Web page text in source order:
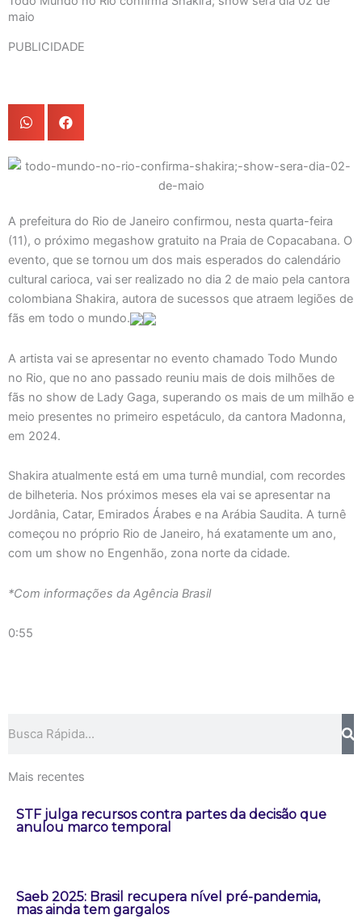
maio
PUBLICIDADE
A prefeitura do Rio de Janeiro confirmou, nesta quarta-feira
(11), o próximo megashow gratuito na Praia de Copacabana. O
evento, que se tornou um dos mais esperados do calendário
cultural carioca, vai ser realizado no dia 2 de maio pela cantora
colombiana Shakira, autora de sucessos que atraem legiões de
fãs em todo o mundo.
A artista vai se apresentar no evento chamado Todo Mundo
no Rio, que no ano passado reuniu mais de dois milhões de
fãs no show de Lady Gaga, superando os mais de um milhão e
meio presentes no primeiro espetáculo, da cantora Madonna,
em 2024.
Shakira atualmente está em uma turnê mundial, com recordes
de bilheteria. Nos próximos meses ela vai se apresentar na
Jordânia, Catar, Emirados Árabes e na Arábia Saudita. A turnê
começou no próprio Rio de Janeiro, há exatamente um ano,
com um show no Engenhão, zona norte da cidade.
*Com informações da Agência Brasil
0:55
Mais recentes
STF julga recursos contra partes da decisão que
anulou marco temporal
Saeb 2025: Brasil recupera nível pré-pandemia,
mas ainda tem gargalos